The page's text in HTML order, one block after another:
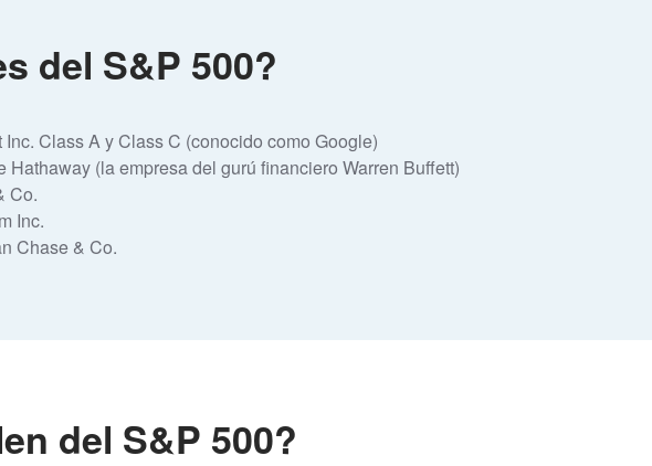
del S&P 500?
Inc. Class A y Class C (conocido como Google)
Hathaway (la empresa del gurú financiero Warren Buffett)
Co.
Inc.
Chase & Co.
del S&P 500?